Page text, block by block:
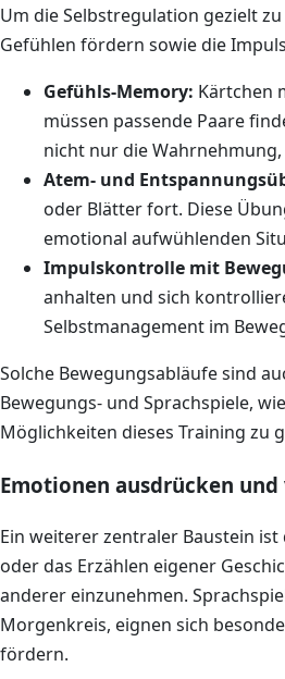
Um die Selbstregulation gezielt
Gefühlen fördern sowie die
Gefühls-Memory: Kärtchen
müssen passende Paare
nicht nur die
Atem- und
oder Blätter fort. Diese
emotional aufwühlenden
Impulskontrolle mit
anhalten und sich
Selbstmanagement im
Solche Bewegungsabläufe sind
Bewegungs- und Sprachspiele,
Möglichkeiten dieses Training zu
Emotionen ausdrücken und
Ein weiterer zentraler Baustein
oder das Erzählen eigener
anderer einzunehmen.
Morgenkreis, eignen sich
fördern.